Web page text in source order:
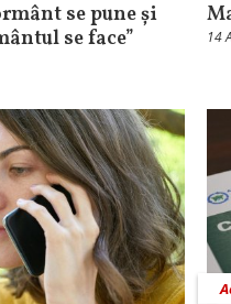
se pune și
se face”
14